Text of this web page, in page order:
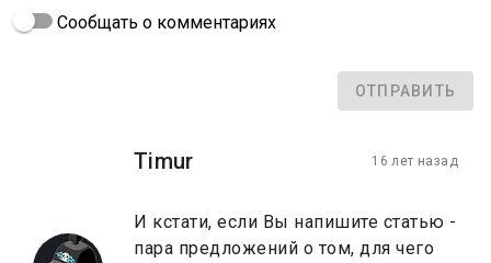
Сообщать о комментариях
ОТПРАВИТЬ
Timur 16 лет назад
И кстати, если Вы напишите статью -
пара предложений о том, для чего